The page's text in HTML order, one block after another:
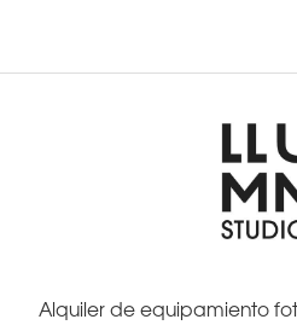
Alquiler de equipamiento